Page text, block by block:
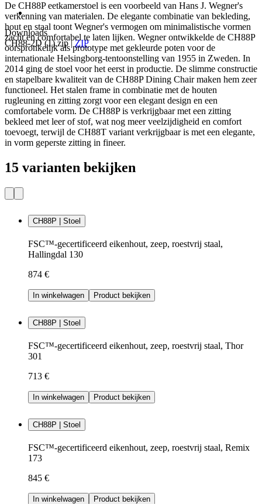
Downloads
CH88-2D (1).zip|ZIP
De CH88P eetkamerstoel is een voorbeeld van Hans J. Wegner's
verkenning van materialen. De elegante combinatie van bekleding,
hout en staal toont Wegner's vermogen om minimalistische vormen
zacht en comfortabel te laten lijken. Wegner ontwikkelde de CH88P
oorspronkelijk als prototype met gekleurde poten voor de
internationale Helsingborg-tentoonstelling van 1955 in Zweden. In
2014 ging de stoel voor het eerst in productie. De slimme constructie
en stapelbare kwaliteit van de CH88P Dining Chair maken hem zeer
functioneel. Het stalen frame in combinatie met de houten
rugleuning en zitting zorgt voor een elegant design en een
comfortabele vorm. De CH88P is verkrijgbaar met een zitting
bekleed met leer of stof, wat nog meer veelzijdigheid en comfort
toevoegt, terwijl de CH88T variant verkrijgbaar is met een elegante,
in vorm geperste zitting in fineer.
15 varianten bekijken
CH88P | Stoel
FSC™-gecertificeerd eikenhout, zeep, roestvrij staal,
Hallingdal 130
874 €
In winkelwagen Product bekijken
CH88P | Stoel
FSC™-gecertificeerd eikenhout, zeep, roestvrij staal, Thor
301
713 €
In winkelwagen Product bekijken
CH88P | Stoel
FSC™-gecertificeerd eikenhout, zeep, roestvrij staal, Remix
173
845 €
In winkelwagen Product bekijken